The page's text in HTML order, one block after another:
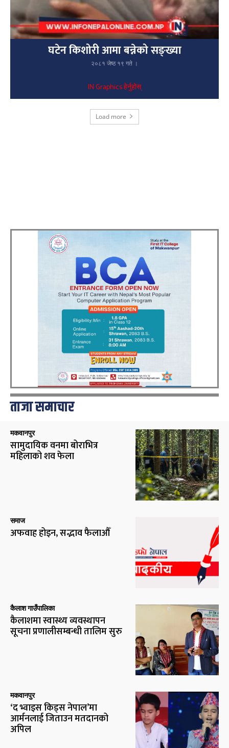
घटेन किशोरी आमा बन्नेको सङ्ख्या
२०८१ जेष्ठ १९ गते ।
IN Graphics हेर्नुहोस्
Load more
ताजा समाचार
मकवानपुर
सामुदायिक वनमा बोराभित्र
महिलाको शव फेला
समाज
अफवाह होइन, सद्भाव फैलाऔँ
कैलाश गाउँपालिका
कैलाशमा स्वास्थ्य व्यवस्थापन
सूचना प्रणालीसम्बन्धी तालिम सुरु
मकवानपुर
‘द भ्वाइस किड्स नेपाल’मा
आर्मनलाई जिताउन मतदानको
अपिल